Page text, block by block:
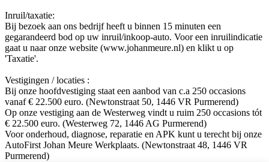
Inruil/taxatie:
Bij bezoek aan ons bedrijf heeft u binnen 15 minuten een
gegarandeerd bod op uw inruil/inkoop-auto. Voor een inruilindicatie
gaat u naar onze website (www.johanmeure.nl) en klikt u op
'Taxatie'.
Vestigingen / locaties :
Bij onze hoofdvestiging staat een aanbod van c.a 250 occasions
vanaf € 22.500 euro. (Newtonstraat 50, 1446 VR Purmerend)
Op onze vestiging aan de Westerweg vindt u ruim 250 occasions tót
€ 22.500 euro. (Westerweg 72, 1446 AG Purmerend)
Voor onderhoud, diagnose, reparatie en APK kunt u terecht bij onze
AutoFirst Johan Meure Werkplaats. (Newtonstraat 48, 1446 VR
Purmerend)